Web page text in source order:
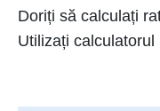
Doriți să calculați
Utilizați